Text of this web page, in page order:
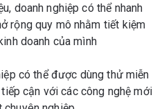
doanh nghiệp có thể nhanh
rộng quy mô nhằm tiết kiệm
doanh của mình
có thể được dùng thử miễn
cận với các công nghệ mới